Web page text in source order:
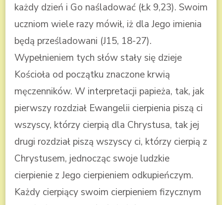
każdy dzień i Go naśladować (Łk 9,23). Swoim
uczniom wiele razy mówił, iż dla Jego imienia
będą prześladowani (J15, 18-27).
Wypełnieniem tych słów stały się dzieje
Kościoła od początku znaczone krwią
męczenników. W interpretacji papieża, tak, jak
pierwszy rozdział Ewangelii cierpienia piszą ci
wszyscy, którzy cierpią dla Chrystusa, tak jej
drugi rozdział piszą wszyscy ci, którzy cierpią z
Chrystusem, jednocząc swoje ludzkie
cierpienie z Jego cierpieniem odkupieńczym.
Każdy cierpiący swoim cierpieniem fizycznym